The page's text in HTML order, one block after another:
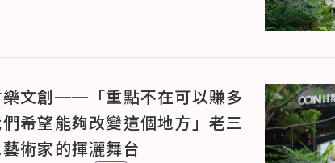
樂文創──「重點不在可以賺多
希望能夠改變這個地方」老三
術家的揮灑舞台